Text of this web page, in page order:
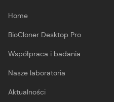
Home
BioCloner Desktop Pro
Współpraca i badania
Nasze laboratoria
Aktualności